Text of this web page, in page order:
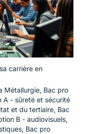
carrière en
Métallurgie, Bac pro
A - sûreté et sécurité
et du tertiaire, Bac
B - audiovisuels,
, Bac pro